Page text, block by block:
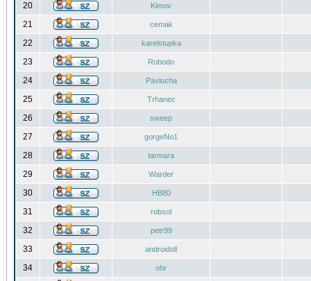
20 Kimov
21 cemak
22 karelstupka
23 Robodo
24 Pavlucha
25 Trhanec
26 sweep
27 gorgeNo1
28 tarmara
29 Warder
30 HB80
31 robsol
32 petr99
33 androidoll
34 ohr